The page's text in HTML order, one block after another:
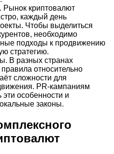
Рынок криптовалют
каждый день
Чтобы выделиться
необходимо
подходы к продвижению
стратегию.
В разных странах
относительно
сложности для
PR-кампаниям
эти особенности и
законы.